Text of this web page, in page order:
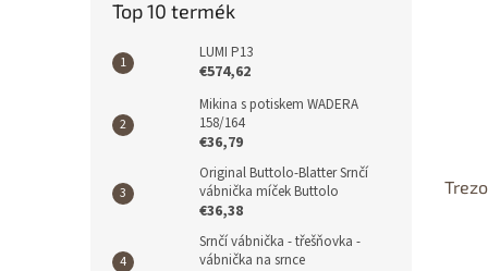
Top 10 termék
LUMI P13
€574,62
Mikina s potiskem WADERA
158/164
€36,79
Original Buttolo-Blatter Srnčí
vábnička míček Buttolo
€36,38
Srnčí vábnička - třešňovka -
vábnička na srnce